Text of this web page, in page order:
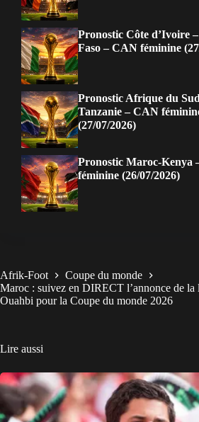
Pronostic Côte d’Ivoire
Faso – CAN féminine
Pronostic Afrique du
Tanzanie – CAN
(27/07/2026)
Pronostic Maroc-Kenya
féminine (26/07/2026)
Afrik-Foot
Coupe du monde
Maroc : suivez en DIRECT l’annonce de la
Ouahbi pour la Coupe du monde 2026
Lire aussi